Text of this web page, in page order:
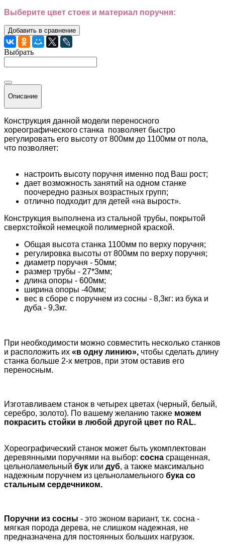
Выберите цвет стоек и материал поручня:
Добавить в сравнение
Выбрать
Описание
Конструкция данной модели переносного
хореографического станка позволяет быстро
регулировать его высоту от 800мм до 1100мм от пола,
что позволяет:
настроить высоту поручня именно под Ваш рост;
дает возможность занятий на одном станке
поочередно разных возрастных групп;
отлично подходит для детей «на вырост».
Конструкция выполнена из стальной трубы, покрытой
сверхстойкой немецкой полимерной краской.
Общая высота станка 1100мм по верху поручня;
регулировка высоты от 800мм по верху поручня;
диаметр поручня - 50мм;
размер трубы - 27*3мм;
длина опоры - 600мм;
ширина опоры -40мм;
вес в сборе с поручнем из сосны - 8,3кг: из бука и
дуба - 9,3кг.
При необходимости можно совместить несколько станков
и расположить их «в одну линию», чтобы сделать длину
станка больше 2-х метров, при этом оставив его
переносным.
Изготавливаем станок в четырех цветах (черный, белый,
серебро, золото). По вашему желанию также можем
покрасить стойки в любой другой цвет по RAL.
Хореографический станок может быть укомплектован
деревянными поручнями на выбор: сосна сращенная,
цельноламельный бук или дуб, а также максимально
надежным поручнем из цельноламельного бука со
стальным сердечником.
Поручни из сосны - это эконом вариант, т.к. сосна -
мягкая порода дерева, не слишком надежная, не
предназначена для постоянных больших нагрузок.